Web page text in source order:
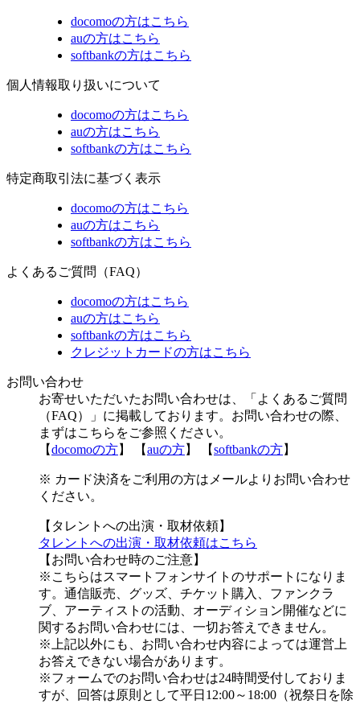
docomoの方はこちら
auの方はこちら
softbankの方はこちら
個人情報取り扱いについて
docomoの方はこちら
auの方はこちら
softbankの方はこちら
特定商取引法に基づく表示
docomoの方はこちら
auの方はこちら
softbankの方はこちら
よくあるご質問（FAQ）
docomoの方はこちら
auの方はこちら
softbankの方はこちら
クレジットカードの方はこちら
お問い合わせ
お寄せいただいたお問い合わせは、「よくあるご質問
（FAQ）」に掲載しております。お問い合わせの際、
まずはこちらをご参照ください。
【docomoの方】 【auの方】 【softbankの方】
※ カード決済をご利用の方はメールよりお問い合わせ
ください。
【タレントへの出演・取材依頼】
タレントへの出演・取材依頼はこちら
【お問い合わせ時のご注意】
※こちらはスマートフォンサイトのサポートになりま
す。通信販売、グッズ、チケット購入、ファンクラ
ブ、アーティストの活動、オーディション開催などに
関するお問い合わせには、一切お答えできません。
※上記以外にも、お問い合わせ内容によっては運営上
お答えできない場合があります。
※フォームでのお問い合わせは24時間受付しておりま
すが、
回答は原則として平日12:00～18:00（祝祭日を除